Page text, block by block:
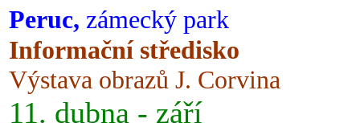
Peruc, zámecký park
Informační středisko
Výstava obrazů J. Corvina
11. dubna - září